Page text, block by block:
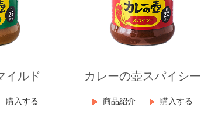
イルド
購入する
カレーの壺スパイシー
商品紹介 購入する